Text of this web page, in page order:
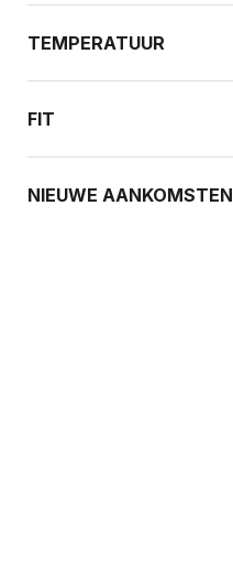
TEMPERATUUR
FIT
NIEUWE AANKOMSTEN